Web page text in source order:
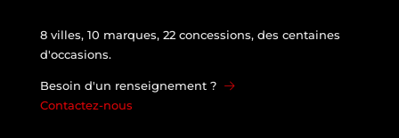
8 villes, 10 marques, 22 concessions, des centaines
d'occasions.
Besoin d'un renseignement ?
Contactez-nous